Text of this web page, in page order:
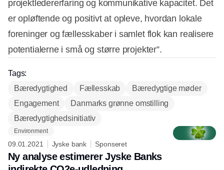
projektledererfaring og kommunikative kapacitet. Det
er opløftende og positivt at opleve, hvordan lokale
foreninger og fællesskaber i samlet flok kan realisere
potentialerne i små og større projekter”.
Tags:
Bæredygtighed
Fællesskab
Bæredygtige møder
Engagement
Danmarks grønne omstilling
Bæredygtighedsinitiativ
Environment
09.01.2021 Jyske bank Sponseret
Ny analyse estimerer Jyske Banks